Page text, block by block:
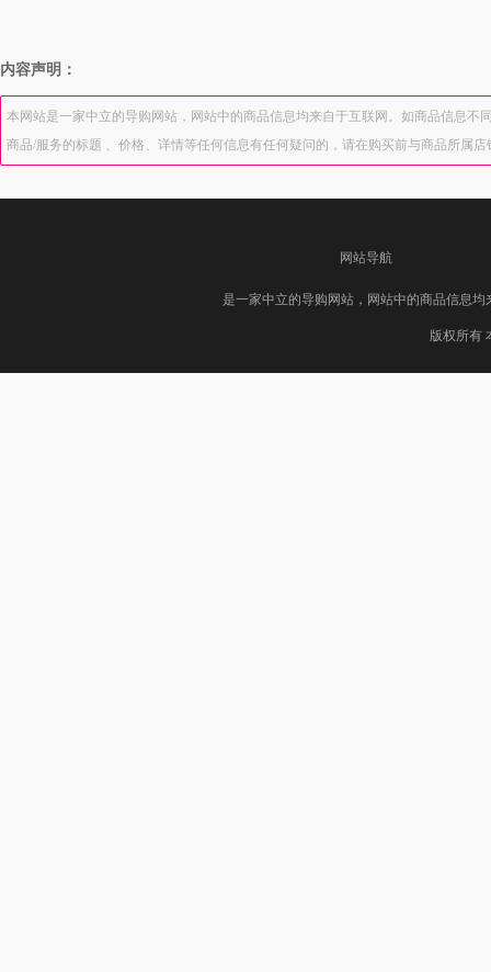
内容声明：
本网站是一家中立的导购网站，网站中的商品信息均来自于互联网。如商品信息
商品/服务的标题 、价格、详情等任何信息有任何疑问的，请在购买前与商品所属
网站导航
是一家中立的导购网站，网站中的商品信息
版权所有